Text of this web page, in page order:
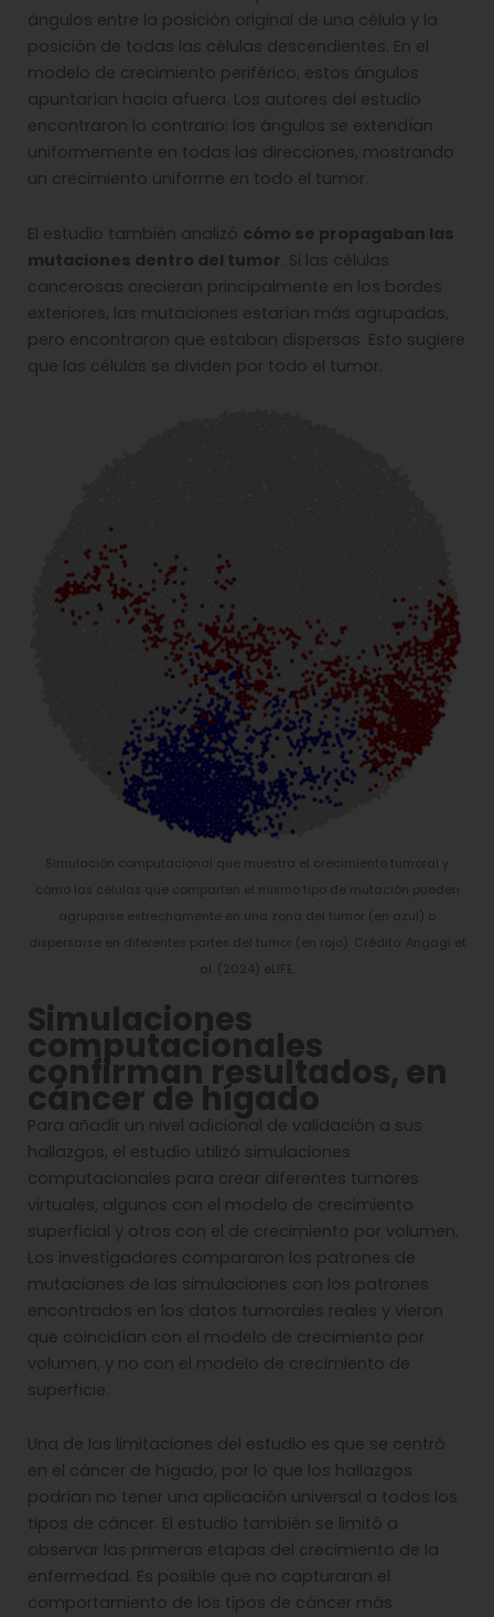
ángulos entre la posición original de una célula y la
posición de todas las células descendientes. En el
modelo de crecimiento periférico, estos ángulos
apuntarían hacia afuera. Los autores del estudio
encontraron lo contrario: los ángulos se extendían
uniformemente en todas las direcciones, mostrando
un crecimiento uniforme en todo el tumor.
El estudio también analizó cómo se propagaban las
mutaciones dentro del tumor. Si las células
cancerosas crecieran principalmente en los bordes
exteriores, las mutaciones estarían más agrupadas,
pero encontraron que estaban dispersas. Esto sugiere
que las células se dividen por todo el tumor.
Simulación computacional que muestra el crecimiento tumoral y
cómo las células que comparten el mismo tipo de mutación pueden
agruparse estrechamente en una zona del tumor (en azul) o
dispersarse en diferentes partes del tumor (en rojo). Crédito: Angagi et
al. (2024) eLIFE.
Simulaciones
computacionales
confirman resultados, en
cáncer de hígado
Para añadir un nivel adicional de validación a sus
hallazgos, el estudio utilizó simulaciones
computacionales para crear diferentes tumores
virtuales, algunos con el modelo de crecimiento
superficial y otros con el de crecimiento por volumen.
Los investigadores compararon los patrones de
mutaciones de las simulaciones con los patrones
encontrados en los datos tumorales reales y vieron
que coincidían con el modelo de crecimiento por
volumen, y no con el modelo de crecimiento de
superficie.
Una de las limitaciones del estudio es que se centró
en el cáncer de hígado, por lo que los hallazgos
podrían no tener una aplicación universal a todos los
tipos de cáncer. El estudio también se limitó a
observar las primeras etapas del crecimiento de la
enfermedad. Es posible que no capturaran el
comportamiento de los tipos de cáncer más